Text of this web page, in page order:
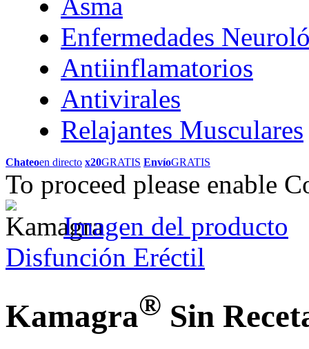
Enfermedades
Antiinflamatorios
Antivirales
Relajantes Musculares
Chateoen directo x20GRATIS EnvíoGRATIS
To proceed please enable
Imagen del producto
Disfunción Eréctil
Kamagra® Sin